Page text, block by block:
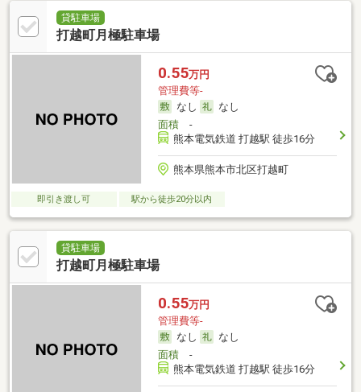
貸駐車場
打越町月極駐車場
0.55万円
管理費等-
なし
なし
面積-
熊本電気鉄道 打越駅 徒歩16分
熊本県熊本市北区打越町
即引き渡し可 駅から徒歩20分以内
貸駐車場
打越町月極駐車場
0.55万円
管理費等-
なし
なし
面積-
熊本電気鉄道 打越駅 徒歩16分